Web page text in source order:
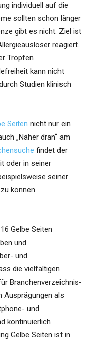
individuell auf die
sollten schon länger
gibt es nicht. Ziel ist
reagiert.
Tropfen
kann nicht
Studien klinisch
Seiten nicht nur ein
„Näher dran“ am
findet der
oder in seiner
seiner
können.
Gelbe Seiten
und
und
die vielfältigen
Branchenverzeichnis-
Ausprägungen als
und
kontinuierlich
Gelbe Seiten ist in